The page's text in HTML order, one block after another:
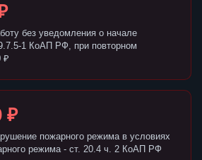
без уведомления о начале
1 КоАП РФ, при повторном
₽
₽
пожарного режима в условиях
режима - ст. 20.4 ч. 2 КоАП РФ